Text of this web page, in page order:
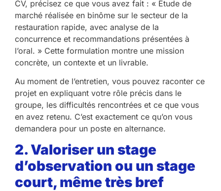
CV, précisez ce que vous avez fait : « Étude de
marché réalisée en binôme sur le secteur de la
restauration rapide, avec analyse de la
concurrence et recommandations présentées à
l’oral. » Cette formulation montre une mission
concrète, un contexte et un livrable.
Au moment de l’entretien, vous pouvez raconter ce
projet en expliquant votre rôle précis dans le
groupe, les difficultés rencontrées et ce que vous
en avez retenu. C’est exactement ce qu’on vous
demandera pour un poste en alternance.
2. Valoriser un stage
d’observation ou un stage
court, même très bref